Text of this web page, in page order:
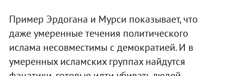
Пример Эрдогана и Мурси показывает, что
даже умеренные течения политического
ислама несовместимы с демократией. И в
умеренных исламских группах найдутся